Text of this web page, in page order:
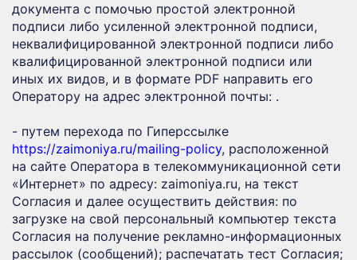
документа с помочью простой электронной
подписи либо усиленной электронной подписи,
неквалифицированной электронной подписи либо
квалифицированной электронной подписи или
иных их видов, и в формате PDF направить его
Оператору на адрес электронной почты: .
- путем перехода по Гиперссылке
https://zaimoniya.ru/mailing-policy, расположенной
на сайте Оператора в телекоммуникационной сети
«Интернет» по адресу: zaimoniya.ru, на текст
Согласия и далее осуществить действия: по
загрузке на свой персональный компьютер текста
Согласия на получение рекламно-информационных
рассылок (сообщений); распечатать тест Согласия;